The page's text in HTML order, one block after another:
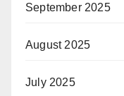
September 2025
August 2025
July 2025